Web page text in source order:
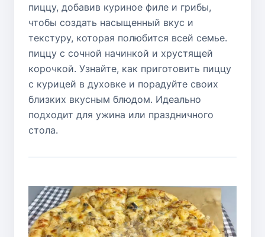
пиццу, добавив куриное филе и грибы,
чтобы создать насыщенный вкус и
текстуру, которая полюбится всей семье.
пиццу с сочной начинкой и хрустящей
корочкой. Узнайте, как приготовить пиццу
с курицей в духовке и порадуйте своих
близких вкусным блюдом. Идеально
подходит для ужина или праздничного
стола.